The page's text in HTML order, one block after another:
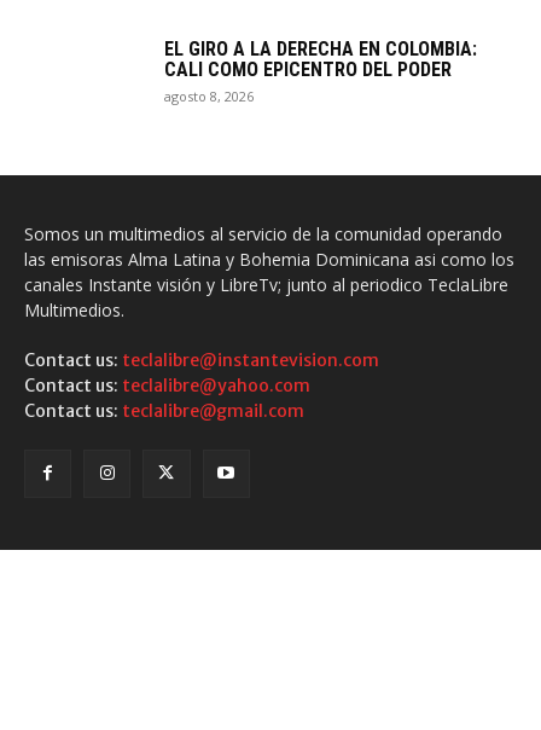
EL GIRO A LA DERECHA EN COLOMBIA:
CALI COMO EPICENTRO DEL PODER
agosto 8, 2026
Somos un multimedios al servicio de la comunidad operando
las emisoras Alma Latina y Bohemia Dominicana asi como los
canales Instante visión y LibreTv; junto al periodico TeclaLibre
Multimedios.
Contact us: teclalibre@instantevision.com
Contact us: teclalibre@yahoo.com
Contact us: teclalibre@gmail.com